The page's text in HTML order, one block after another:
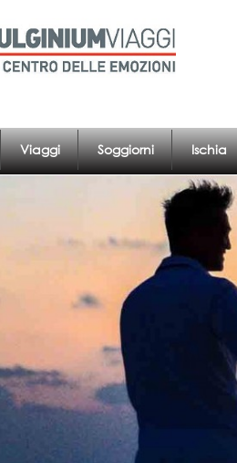
Viaggi Soggiorni Ischia